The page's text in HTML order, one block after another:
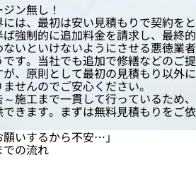
ン無し！
は、最初は安い見積もりで契約をと
強制的に追加料金を請求し、最終的
いといけないようにさせる悪徳業者
す。当社でも追加で修繕などのご提
、原則として最初の見積もり以外に
せんのでご安心ください。
施工まで一貫して行っているため、
きます。まずは無料見積もりをご依
願いするから不安…」
での流れ